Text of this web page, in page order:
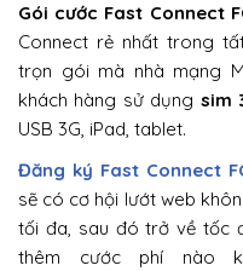
Gói cước Fast Connect
Connect rẻ nhất trong
trọn gói mà nhà mạng
khách hàng sử dụng sim
USB 3G, iPad, tablet.
Đăng ký Fast Connect
sẽ có cơ hội lướt web
tối đa, sau đó trở về tốc
thêm cước phí nào